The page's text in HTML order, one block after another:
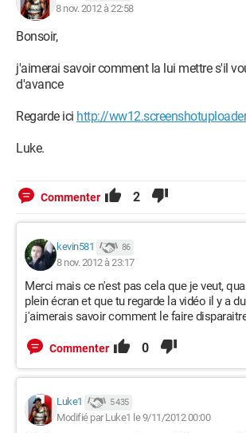
8 nov. 2012 à 22:58
Bonsoir,
j'aimerai savoir comment la lui mettre s'il
d'avance
Regarde ici http://
Luke.
Commenter 2
kevin581 86
8 nov. 2012 à 23:17
Merci mais ce n'est pas cela que je veut,
plein écran et que tu regarde la vidéo il y a
j'aimerais savoir comment le faire
Commenter 0
Luke1 5 435
Modifié par Luke1 le 9/11/2012 00:00